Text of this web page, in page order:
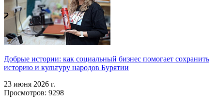
Добрые истории: как социальный бизнес помогает сохранить
историю и культуру народов Бурятии
23 июня 2026 г.
Просмотров: 9298